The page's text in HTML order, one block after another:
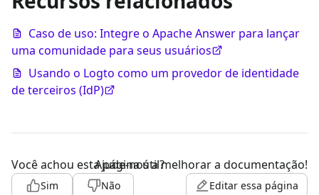
Caso de uso: Integre o Apache Answer para lançar
uma comunidade para seus usuários
Usando o Logto como um provedor de identidade
de terceiros (IdP)
Você achou esta página útil?
Sim Não
Ajude-nos a melhorar a documentação!
Editar essa página